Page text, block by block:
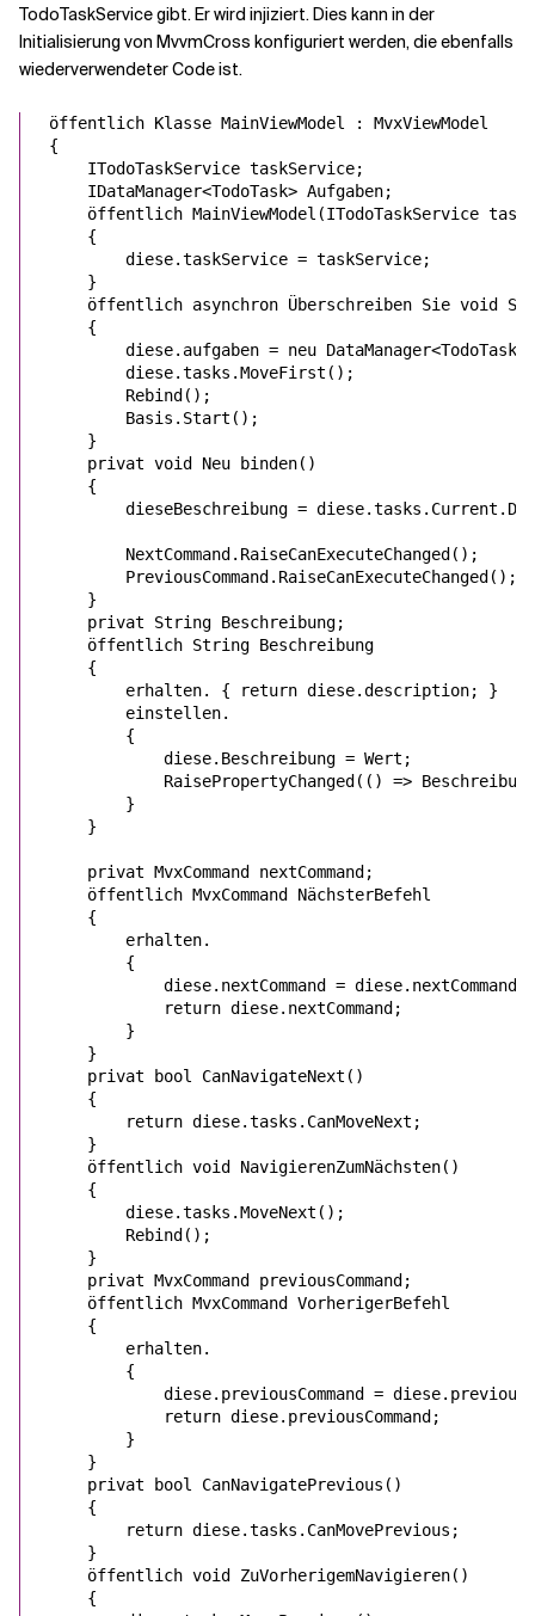
TodoTaskService gibt. Er wird injiziert. Dies kann in der
Initialisierung von MvvmCross konfiguriert werden, die ebenfalls
wiederverwendeter Code ist.
öffentlich Klasse MainViewModel : MvxViewModel
{
ITodoTaskService taskService;
IDataManager<TodoTask> Aufgaben;
öffentlich MainViewModel(ITodoTaskService
{
diese.taskService = taskService;
}
öffentlich asynchron Überschreiben Sie void
{
diese.aufgaben = neu DataManager<TodoTask
diese.tasks.MoveFirst();
Rebind();
Basis .Start();
}
privat void
Neu binden()
{
dieseBeschreibung = diese
NextCommand.RaiseCanExecuteChanged();
PreviousCommand.RaiseCanExecuteChanged();
}
privat
String Beschreibung;
öffentlich String Beschreibung
{
erhalten.
{ return diese.description; }
einstellen.
{
diese.Beschreibung = Wert ;
RaisePropertyChanged(() =>
}
}
privat MvxCommand
nextCommand;
öffentlich MvxCommand
NächsterBefehl
{
erhalten.
{
diese.nextCommand = diese.nextCommand
return diese.nextCommand;
}
}
privat
bool
CanNavigateNext()
{
return diese.tasks.CanMoveNext;
}
öffentlich void
NavigierenZumNächsten()
{
diese.tasks.MoveNext();
Rebind();
}
privat MvxCommand
previousCommand;
öffentlich MvxCommand
VorherigerBefehl
{
erhalten.
{
diese.previousCommand = diese
return diese.previousCommand;
}
}
privat
bool
CanNavigatePrevious()
{
return diese.tasks.CanMovePrevious;
}
öffentlich void
ZuVorherigemNavigieren()
{